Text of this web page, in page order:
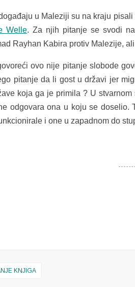
u Maleziji su na kraju
Welle. Za njih pitanje se svodi
Rayhan Kabira protiv Malezije,
ovo nije pitanje slobode
pitanje da li gost u državi jer
koja ga je primila ? U
odgovara ona u koju se doselio.
i one u zapadnom do
KNJIGA